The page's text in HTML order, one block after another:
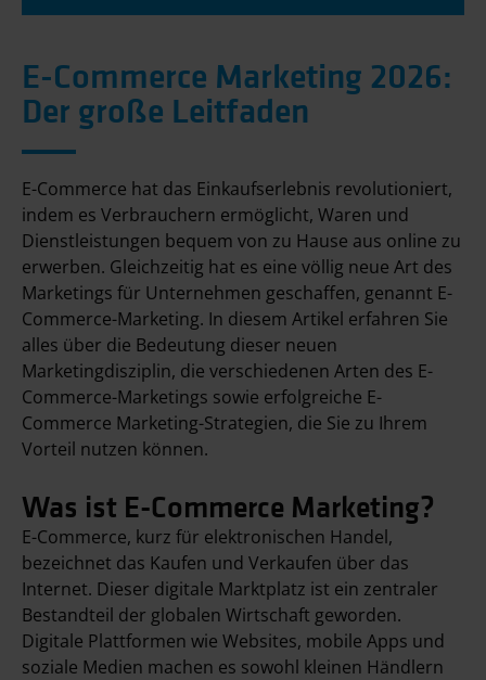
E-Commerce Marketing 2026:
Der große Leitfaden
E-Commerce hat das Einkaufserlebnis revolutioniert,
indem es Verbrauchern ermöglicht, Waren und
Dienstleistungen bequem von zu Hause aus online zu
erwerben. Gleichzeitig hat es eine völlig neue Art des
Marketings für Unternehmen geschaffen, genannt E-
Commerce-Marketing. In diesem Artikel erfahren Sie
alles über die Bedeutung dieser neuen
Marketingdisziplin, die verschiedenen Arten des E-
Commerce-Marketings sowie erfolgreiche E-
Commerce Marketing-Strategien, die Sie zu Ihrem
Vorteil nutzen können.
Was ist E-Commerce Marketing?
E-Commerce, kurz für elektronischen Handel,
bezeichnet das Kaufen und Verkaufen über das
Internet. Dieser digitale Marktplatz ist ein zentraler
Bestandteil der globalen Wirtschaft geworden.
Digitale Plattformen wie Websites, mobile Apps und
soziale Medien machen es sowohl kleinen Händlern